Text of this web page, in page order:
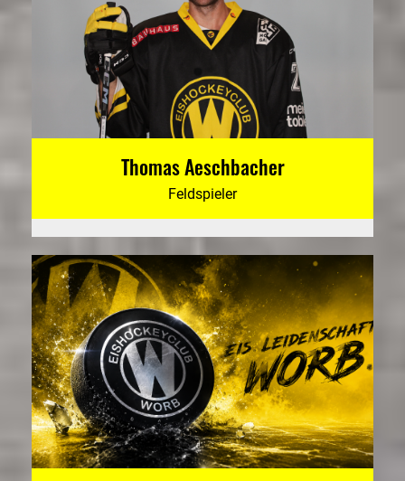
Thomas Aeschbacher
Feldspieler